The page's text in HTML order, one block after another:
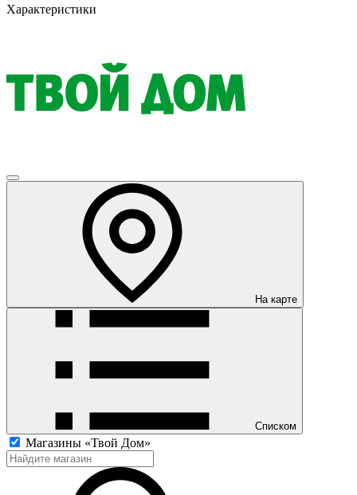
Характеристики
На карте
Списком
Магазины «Твой Дом»